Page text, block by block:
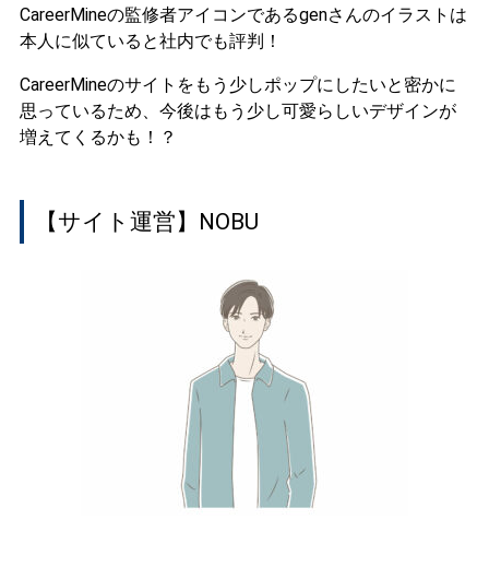
CareerMineの監修者アイコンであるgenさんのイラストは
本人に似ていると社内でも評判！
CareerMineのサイトをもう少しポップにしたいと密かに
思っているため、今後はもう少し可愛らしいデザインが
増えてくるかも！？
【サイト運営】NOBU